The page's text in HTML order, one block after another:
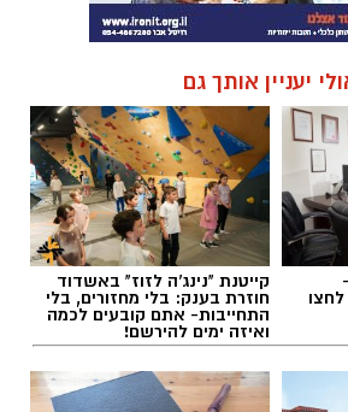
יעניין אותך גם
קייטנת "נינג'ה לזוז" באשדוד
חוזרת בענק: בלי מחזורים, בלי
התחייבות- אתם קובעים לכמה
ואיזה ימים להירשם!